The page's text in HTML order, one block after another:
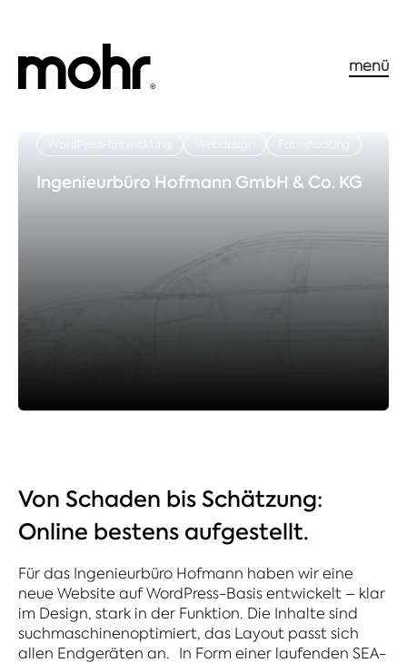
menü
WordPress-Entwicklung
Ingenieurbüro Hofmann GmbH & Co. KG
Von Schaden bis Schätzung:
Online bestens aufgestellt.
Für das Ingenieurbüro Hofmann haben wir eine
neue Website auf WordPress-Basis entwickelt – klar
im Design, stark in der Funktion. Die Inhalte sind
suchmaschinenoptimiert, das Layout passt sich
allen Endgeräten an. In Form einer laufenden SEA-